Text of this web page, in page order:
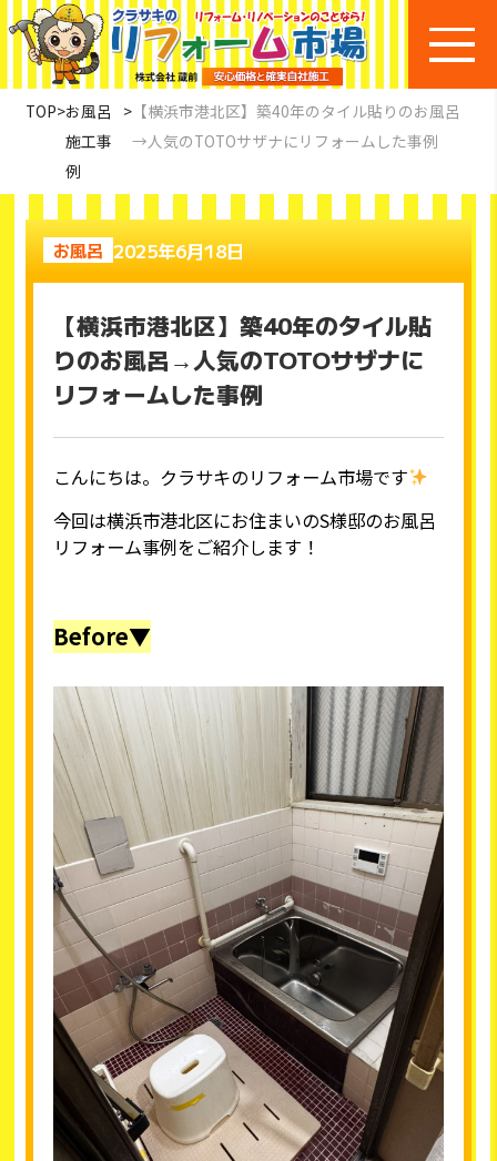
TOP>お風呂
施工事
例
> 【横浜市港北区】築40年のタイル貼りのお風呂
→人気のTOTOサザナにリフォームした事例
お風呂 2025年6月18日
【横浜市港北区】築40年のタイル貼
りのお風呂→人気のTOTOサザナに
リフォームした事例
こんにちは。クラサキのリフォーム市場です
今回は横浜市港北区にお住まいのS様邸のお風呂
リフォーム事例をご紹介します！
Before▼